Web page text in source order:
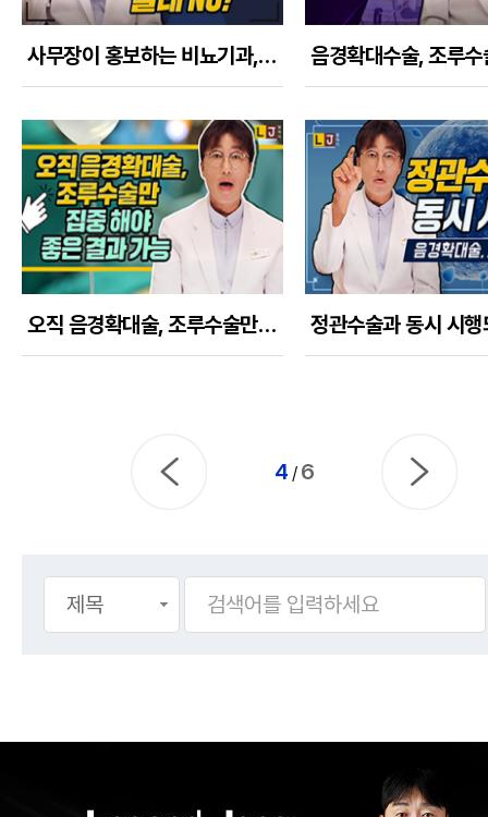
사무장이 홍보하는 비뇨기과, 남성수술의원은 절대 가지 마라!
오직 음경확대술, 조루수술만 하는 의사, 병원만이 좋은 결과를 낼 수 있다!
4 / 6